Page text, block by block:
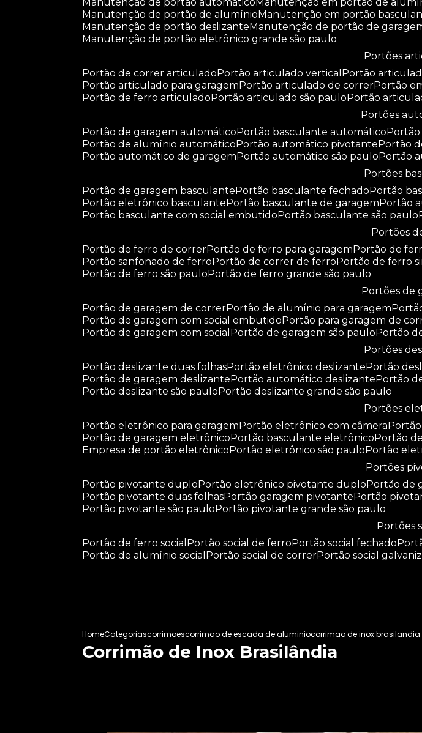
manutenção de portão de alumínio
manutenção em portão
manutenção de portão deslizante
manutenção de portão de
manutenção de portão eletrônico grande são paulo
portões
portão de correr articulado
portão articulado vertical portão
portão articulado para garagem
portão articulado de correr portão
portão de ferro articulado
portão articulado são paulo
portão
portões
portão de garagem automático
portão basculante automático
portão de alumínio automático
portão automático pivotante portão
portão automático de garagem
portão automático são paulo
portão
portões
portão de garagem basculante
portão basculante fechado portão
portão eletrônico basculante
portão basculante de garagem portão
portão basculante com social embutido
portão basculante são paulo
portões
portão de ferro de correr
portão de ferro para garagem portão de
portão sanfonado de ferro
portão de correr de ferro portão de ferro
portão de ferro são paulo
portão de ferro grande são paulo
portões de
portão de garagem de correr
portão de alumínio para garagem
portão de garagem com social embutido
portão para garagem de
portão de garagem com social
portão de garagem são paulo
portão
portões
portão deslizante duas folhas
portão eletrônico deslizante portão
portão de garagem deslizante
portão automático deslizante portão
portão deslizante são paulo
portão deslizante grande são paulo
portões
portão eletrônico para garagem
portão eletrônico com câmera
portão de garagem eletrônico
portão basculante eletrônico portão
empresa de portão eletrônico
portão eletrônico são paulo
portão
portões
portão pivotante duplo
portão eletrônico pivotante duplo portão de
portão pivotante duas folhas
portão garagem pivotante portão
portão pivotante são paulo
portão pivotante grande são paulo
portões
portão de ferro social
portão social de ferro portão social fechado
portão de alumínio social
portão social de correr portão social
HomeCategoriascorrimoescorrimao de escada de aluminiocorrimao de inox brasilandia
Corrimão de Inox Brasilândia